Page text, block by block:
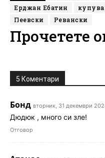
Ерджан Ебатин
Пеевски
Ревански
Прочетете
5 Коментари
Бонд вторник, 31 декември
Дюдюк , много си зле!
Отговор